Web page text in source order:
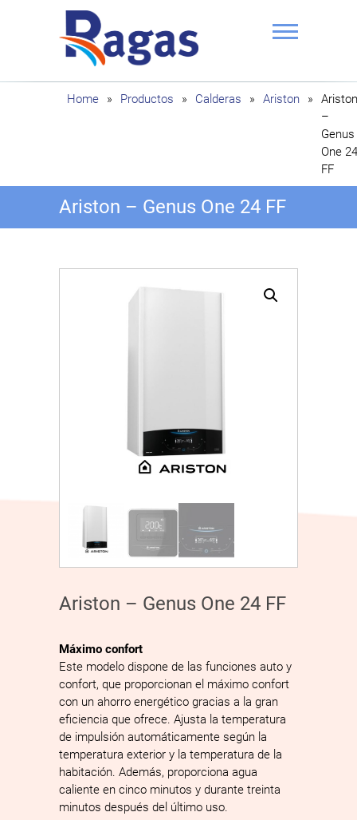
Ragas
Home » Productos » Calderas » Ariston »
Ariston
–
Genus
One 24
FF
Ariston – Genus One 24 FF
Ariston – Genus One 24 FF
Máximo confort
Este modelo dispone de las funciones auto y
confort, que proporcionan el máximo confort
con un ahorro energético gracias a la gran
eficiencia que ofrece. Ajusta la temperatura
de impulsión automáticamente según la
temperatura exterior y la temperatura de la
habitación. Además, proporciona agua
caliente en cinco minutos y durante treinta
minutos después del último uso.